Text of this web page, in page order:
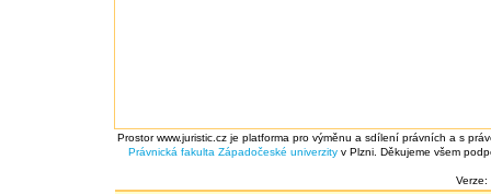
Prostor www.juristic.cz je platforma pro výměnu a sdílení právních a s
Právnická fakulta Západočeské univerzity v Plzni. Děkujeme všem
Verze: